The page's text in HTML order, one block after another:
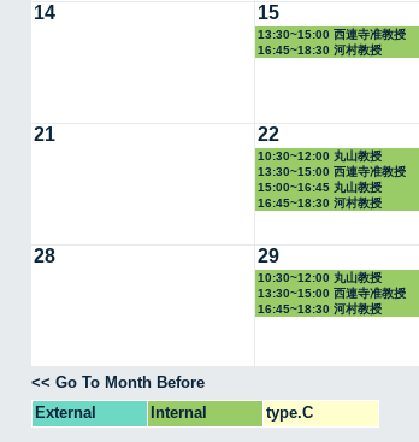
14 15
13:30~15:00 西連寺准教授
16:45~18:30 河村教授
21 22
10:30~12:00 丸山教授
13:30~15:00 西連寺准教授
15:00~16:45 丸山教授
16:45~18:30 河村教授
28 29
10:30~12:00 丸山教授
13:30~15:00 西連寺准教授
16:45~18:30 河村教授
<< Go To Month Before
External
Internal type.C